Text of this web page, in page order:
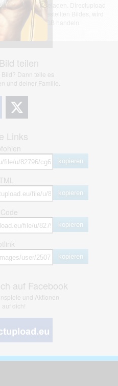
Nutzer hochgeladen. Directupload
Inhalt des dargestellten Bildes, wird
unserer AGB handeln.
teilen
Dann teile es
und deiner Familie.
Links
kopieren
kopieren
kopieren
kopieren
auf Facebook
und Aktionen
auf dich!